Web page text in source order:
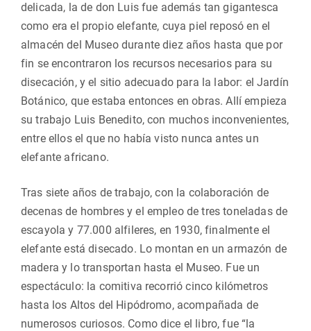
delicada, la de don Luis fue además tan gigantesca
como era el propio elefante, cuya piel reposó en el
almacén del Museo durante diez años hasta que por
fin se encontraron los recursos necesarios para su
disecación, y el sitio adecuado para la labor: el Jardín
Botánico, que estaba entonces en obras. Allí empieza
su trabajo Luis Benedito, con muchos inconvenientes,
entre ellos el que no había visto nunca antes un
elefante africano.
Tras siete años de trabajo, con la colaboración de
decenas de hombres y el empleo de tres toneladas de
escayola y 77.000 alfileres, en 1930, finalmente el
elefante está disecado. Lo montan en un armazón de
madera y lo transportan hasta el Museo. Fue un
espectáculo: la comitiva recorrió cinco kilómetros
hasta los Altos del Hipódromo, acompañada de
numerosos curiosos. Como dice el libro, fue “la